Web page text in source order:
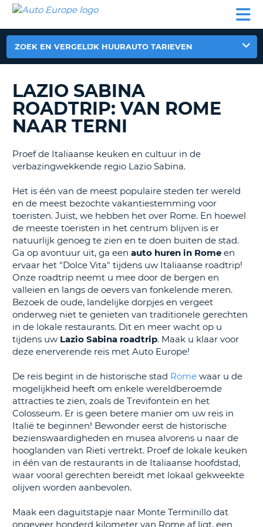
AUTO
CAMPER
PARTNER
AUTO
EUROPE
AUTO
HULP
MIJN
ACCOUNT
MIJN
BOEKING
NEDERLAND
ZOEK EN VERGELIJK HUURAUTO TARIEVEN
LAZIO SABINA
ROADTRIP: VAN ROME
NAAR TERNI
Proef de Italiaanse keuken en cultuur in de
verbazingwekkende regio Lazio Sabina.
Het is één van de meest populaire steden ter wereld
en de meest bezochte vakantiestemming voor
toeristen. Juist, we hebben het over Rome. En hoewel
de meeste toeristen in het centrum blijven is er
natuurlijk genoeg te zien en te doen buiten de stad.
Ga op avontuur uit, ga een auto huren in Rome en
ervaar het "Dolce Vita" tijdens uw Italiaanse roadtrip!
Onze roadtrip neemt u mee door de bergen en
valleien en langs de oevers van fonkelende meren.
Bezoek de oude, landelijke dorpjes en vergeet
onderweg niet te genieten van traditionele gerechten
in de lokale restaurants. Dit en meer wacht op u
tijdens uw Lazio Sabina roadtrip. Maak u klaar voor
deze enerverende reis met Auto Europe!
De reis begint in de historische stad Rome waar u de
mogelijkheid heeft om enkele wereldberoemde
attracties te zien, zoals de Trevifontein en het
Colosseum. Er is geen betere manier om uw reis in
Italië te beginnen! Bewonder eerst de historische
bezienswaardigheden en musea alvorens u naar de
hooglanden van Rieti vertrekt. Proef de lokale keuken
in één van de restaurants in de Italiaanse hoofdstad,
waar vooral gerechten bereidt met lokaal gekweekte
olijven worden aanbevolen.
Maak een daguitstapje naar Monte Terminillo dat
ongeveer honderd kilometer van Rome af ligt, een